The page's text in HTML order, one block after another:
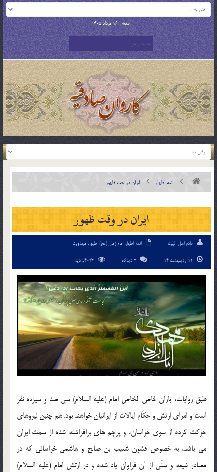
جمعه , 16 مرداد 1405
ائمه اطهار ایران در وقت ظهور
ایران در وقت ظهور
خادم اهل البیت ائمه اطهار, امام زمان (عج),ظهور, مهدویت
2 دیدگاه
طبق روایات، یاران خاص الخاص امام (علیه السلام) سی صد و سیزده نفر
است و امرای ارتش و حکّام ایالات از ایرانیان خواهند بود. هم چنین نیروهای
حرکت کرده از سوی خراسان، و پرچم های برافراشته شده از سمت ایران
می باشد، به خصوص قشون شعیب بن صالح و هاشمی خراسانی که در
مصادر شیعه و سنّی از آن فراوان یاد شده و در ارتش امام (علیه السلام)